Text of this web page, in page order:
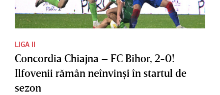
LIGA II
Concordia Chiajna – FC Bihor, 2-0!
Ilfovenii rămân neînvinşi în startul de
sezon